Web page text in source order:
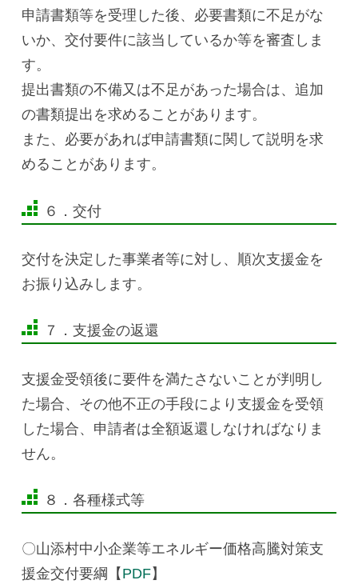
申請書類等を受理した後、必要書類に不足がな
いか、交付要件に該当しているか等を審査しま
す。
提出書類の不備又は不足があった場合は、追加
の書類提出を求めることがあります。
また、必要があれば申請書類に関して説明を求
めることがあります。
６．交付
交付を決定した事業者等に対し、順次支援金を
お振り込みします。
７．支援金の返還
支援金受領後に要件を満たさないことが判明し
た場合、その他不正の手段により支援金を受領
した場合、申請者は全額返還しなければなりま
せん。
８．各種様式等
〇山添村中小企業等エネルギー価格高騰対策支
援金交付要綱【PDF】